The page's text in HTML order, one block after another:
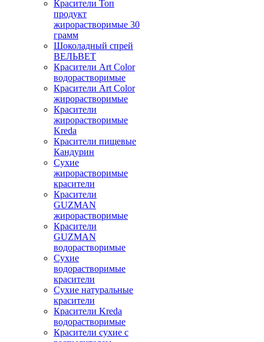
Красители Топ
продукт
жирорастворимые 30
грамм
Шоколадный спрей
ВЕЛЬВЕТ
Красители Art Color
водорастворимые
Красители Art Color
жирорастворимые
Красители
жирорастворимые
Kreda
Красители пищевые
Кандурин
Сухие
жирорастворимые
красители
Красители
GUZMAN
жирорастворимые
Красители
GUZMAN
водорастворимые
Сухие
водорастворимые
красители
Сухие натуральные
красители
Красители Kreda
водорастворимые
Красители сухие с